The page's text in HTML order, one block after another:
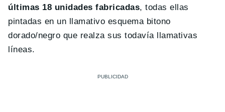
últimas 18 unidades fabricadas, todas ellas
pintadas en un llamativo esquema bitono
dorado/negro que realza sus todavía llamativas
líneas.